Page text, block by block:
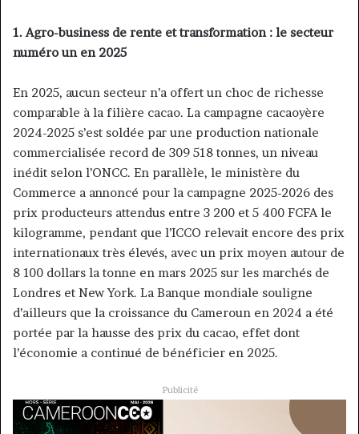
1. Agro-business de rente et transformation : le secteur
numéro un en 2025
En 2025, aucun secteur n’a offert un choc de richesse
comparable à la filière cacao. La campagne cacaoyère
2024-2025 s’est soldée par une production nationale
commercialisée record de 309 518 tonnes, un niveau
inédit selon l’ONCC. En parallèle, le ministère du
Commerce a annoncé pour la campagne 2025-2026 des
prix producteurs attendus entre 3 200 et 5 400 FCFA le
kilogramme, pendant que l’ICCO relevait encore des prix
internationaux très élevés, avec un prix moyen autour de
8 100 dollars la tonne en mars 2025 sur les marchés de
Londres et New York. La Banque mondiale souligne
d’ailleurs que la croissance du Cameroun en 2024 a été
portée par la hausse des prix du cacao, effet dont
l’économie a continué de bénéficier en 2025.
Publicité